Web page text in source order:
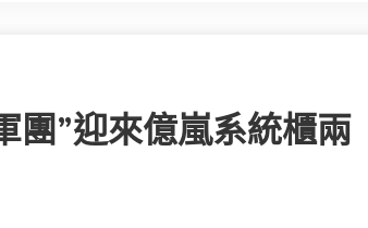
團”迎來億嵐系統櫃兩